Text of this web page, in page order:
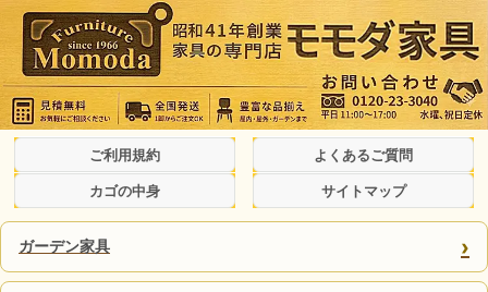
ご利用規約 よくあるご質問
カゴの中身 サイトマップ
ガーデン家具 ›